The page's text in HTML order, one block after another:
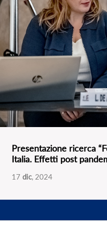
Presentazione ricerca
17dic, 2024